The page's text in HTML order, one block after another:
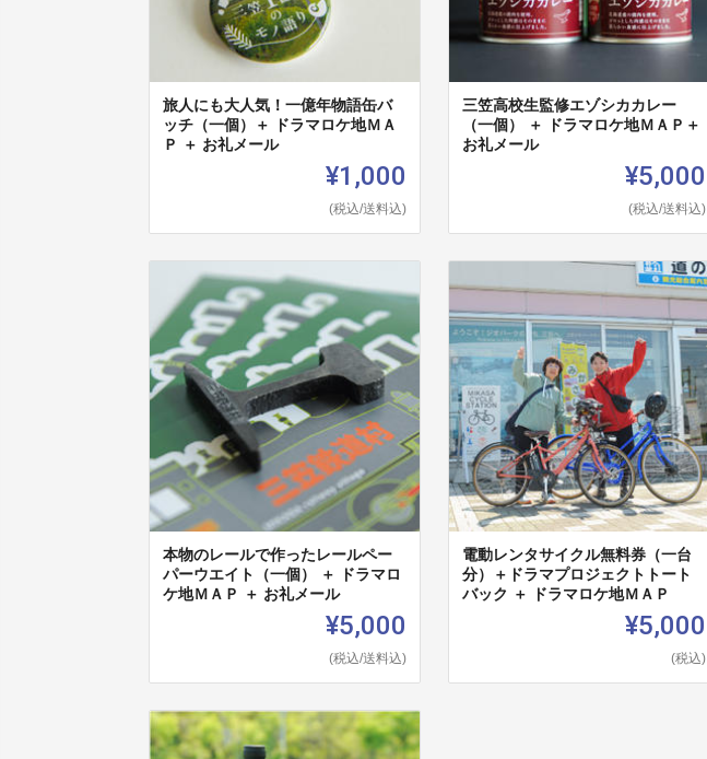
旅人にも大人気！一億年物語缶バ
ッチ（一個）＋ ドラマロケ地ＭＡ
Ｐ ＋ お礼メール
¥1,000
(税込/送料込)
三笠高校生監修エゾシカカレー
（一個） ＋ ドラマロケ地ＭＡＰ＋
お礼メール
¥5,000
(税込/送料込)
本物のレールで作ったレールペー
パーウエイト（一個） ＋ ドラマロ
ケ地ＭＡＰ ＋ お礼メール
¥5,000
(税込/送料込)
電動レンタサイクル無料券（一台
分）＋ドラマプロジェクトトート
バック ＋ ドラマロケ地ＭＡＰ
¥5,000
(税込)